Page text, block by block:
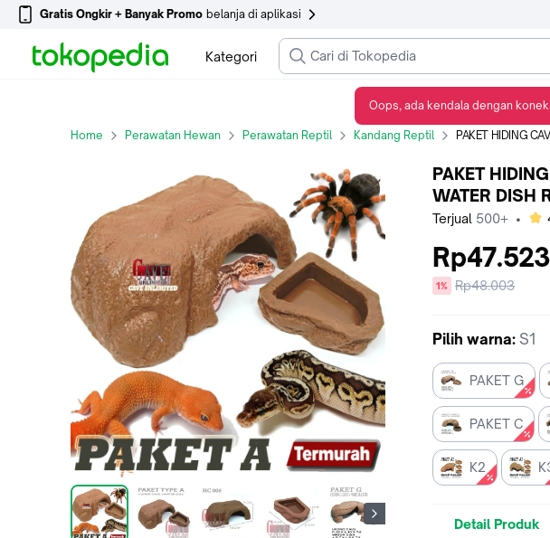
Gratis Ongkir + Banyak Promo belanja di aplikasi
Kategori
Home Perawatan Hewan Perawatan Reptil Kandang Reptil PAKET HIDING CAVE TYPE A TEMPAT SEMBUNYI WATER
PAKET
WATER DISH
Terjual 500+ •
Rp47.523
diskon
1%
Harga
Rp48.003
Pilih warna: S1
PAKET G
PAKET C
K2
Detail Produk
Oops, ada kendala dengan